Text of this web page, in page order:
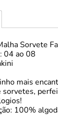
Sorvete
04 ao 08
mais
sorvetes,
100%